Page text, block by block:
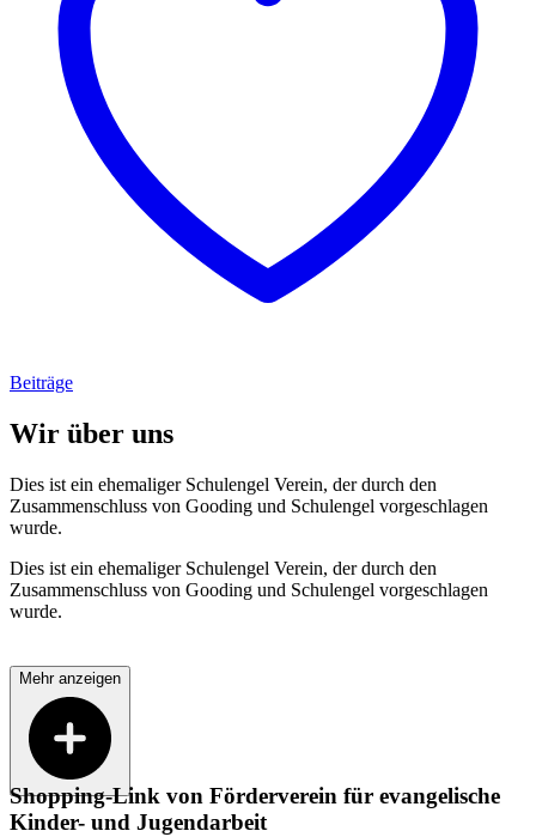
Beiträge
Wir über uns
Dies ist ein ehemaliger Schulengel Verein, der durch den
Zusammenschluss von Gooding und Schulengel vorgeschlagen
wurde.
Dies ist ein ehemaliger Schulengel Verein, der durch den
Zusammenschluss von Gooding und Schulengel vorgeschlagen
wurde.
Mehr anzeigen
Shopping-Link von Förderverein für evangelische
Kinder- und Jugendarbeit